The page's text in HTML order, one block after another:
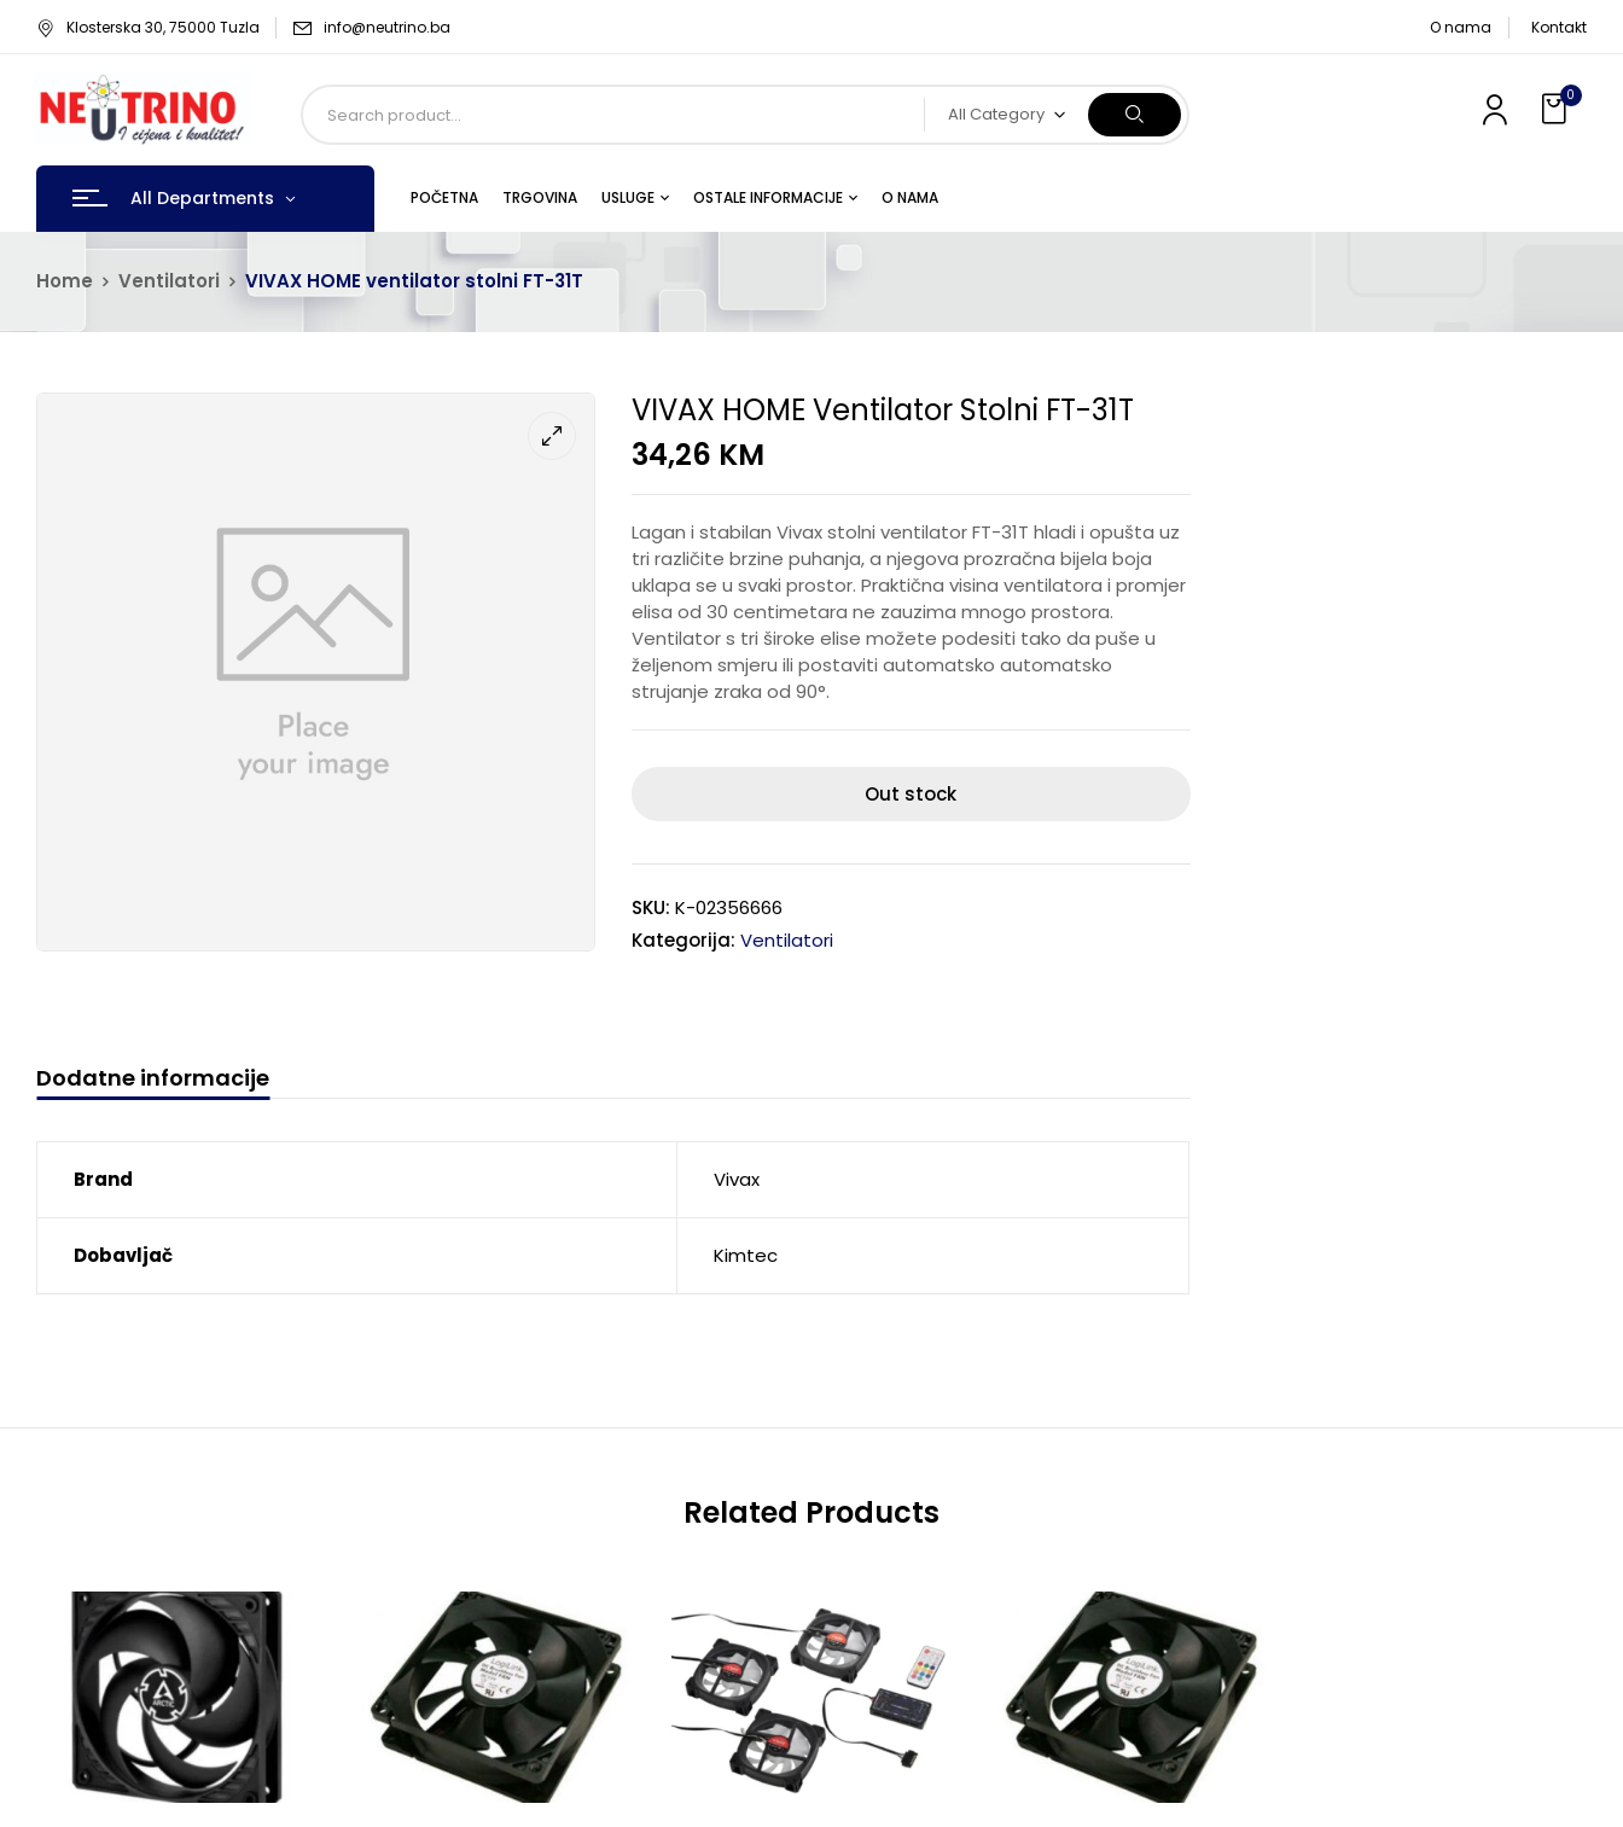
Klosterska 30, 75000 Tuzla info@neutrino.ba O nama Kontakt
All Category
0
All Departments POČETNA TRGOVINA USLUGE OSTALE INFORMACIJE O NAMA
Home Ventilatori VIVAX HOME ventilator stolni FT-31T
VIVAX HOME Ventilator Stolni FT-31T
34,26 KM
Lagan i stabilan Vivax stolni ventilator FT-31T hladi i opušta uz
tri različite brzine puhanja, a njegova prozračna bijela boja
uklapa se u svaki prostor. Praktična visina ventilatora i promjer
elisa od 30 centimetara ne zauzima mnogo prostora.
Ventilator s tri široke elise možete podesiti tako da puše u
željenom smjeru ili postaviti automatsko automatsko
strujanje zraka od 90°.
Out stock
SKU: K-02356666
Kategorija: Ventilatori
Dodatne informacije
Brand Vivax
Dobavljač Kimtec
Related Products